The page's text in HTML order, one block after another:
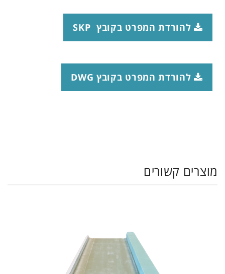
להורדת המפרט בקובץ SKP
להורדת המפרט בקובץ DWG
מוצרים קשורים